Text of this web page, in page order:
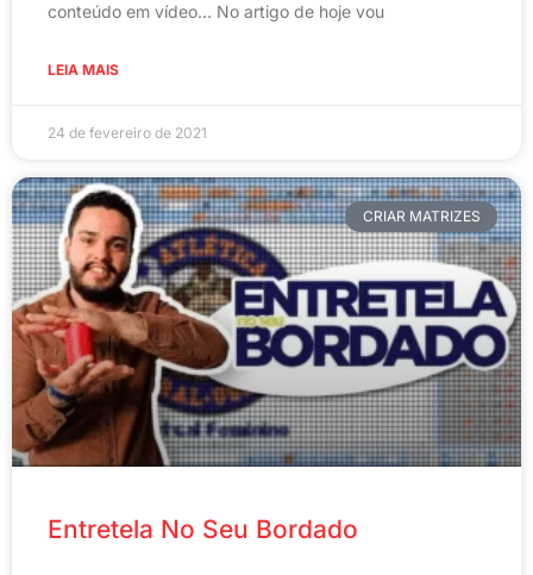
conteúdo em vídeo… No artigo de hoje vou
LEIA MAIS
24 de fevereiro de 2021
CRIAR MATRIZES
Entretela No Seu Bordado